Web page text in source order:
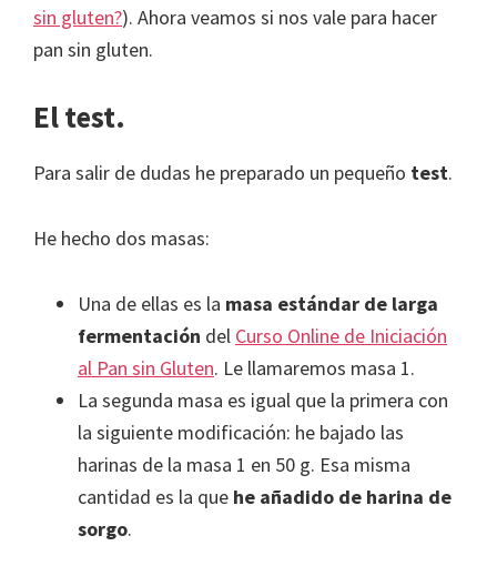
sin gluten?). Ahora veamos si nos vale para hacer
pan sin gluten.
El test.
Para salir de dudas he preparado un pequeño test.
He hecho dos masas:
Una de ellas es la masa estándar de larga
fermentación del Curso Online de Iniciación
al Pan sin Gluten. Le llamaremos masa 1.
La segunda masa es igual que la primera con
la siguiente modificación: he bajado las
harinas de la masa 1 en 50 g. Esa misma
cantidad es la que he añadido de harina de
sorgo.